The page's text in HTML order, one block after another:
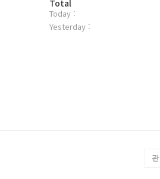
방
문
자
Total
Today :
Yesterday :